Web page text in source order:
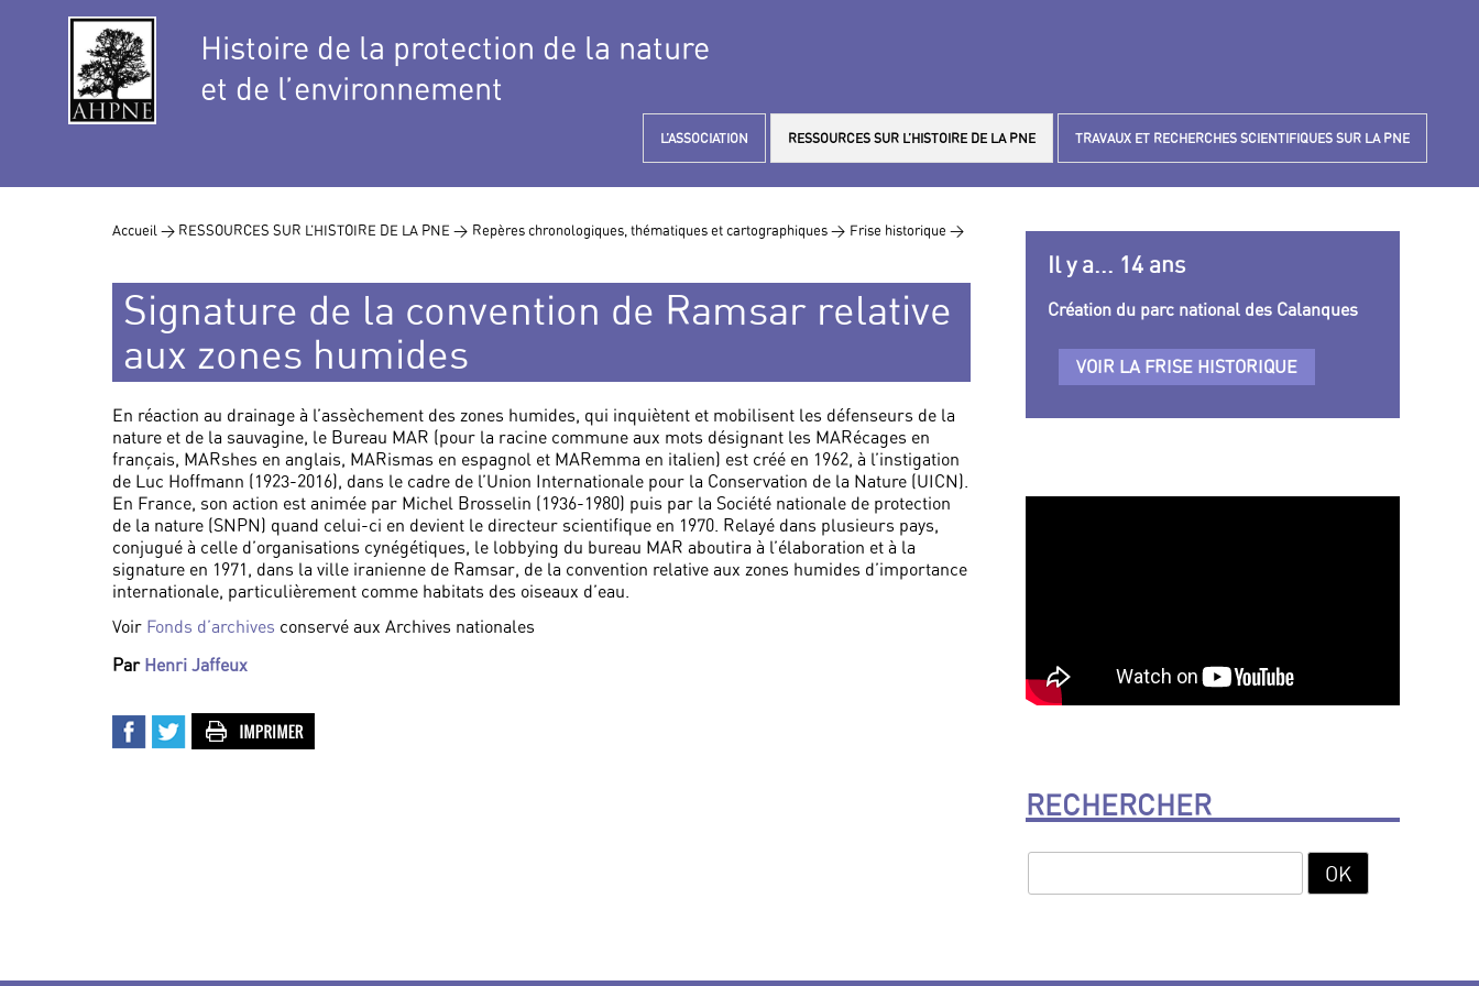
Histoire de la protection de la nature
et de l’environnement
L’ASSOCIATION RESSOURCES SUR L’HISTOIRE DE LA PNE TRAVAUX ET RECHERCHES SCIENTIFIQUES SUR LA PNE
Accueil > RESSOURCES SUR L’HISTOIRE DE LA PNE > Repères chronologiques, thématiques et cartographiques > Frise historique >
Signature de la convention de Ramsar relative
aux zones humides
En réaction au drainage à l’assèchement des zones humides, qui inquiètent et mobilisent les défenseurs de la
nature et de la sauvagine, le Bureau MAR (pour la racine commune aux mots désignant les MARécages en
français, MARshes en anglais, MARismas en espagnol et MARemma en italien) est créé en 1962, à l’instigation
de Luc Hoffmann (1923-2016), dans le cadre de l’Union Internationale pour la Conservation de la Nature (UICN).
En France, son action est animée par Michel Brosselin (1936-1980) puis par la Société nationale de protection
de la nature (SNPN) quand celui-ci en devient le directeur scientifique en 1970. Relayé dans plusieurs pays,
conjugué à celle d’organisations cynégétiques, le lobbying du bureau MAR aboutira à l’élaboration et à la
signature en 1971, dans la ville iranienne de Ramsar, de la convention relative aux zones humides d’importance
internationale, particulièrement comme habitats des oiseaux d’eau.
Voir Fonds d’archives conservé aux Archives nationales
Par Henri Jaffeux
Il y a... 14 ans
Création du parc national des Calanques
VOIR LA FRISE HISTORIQUE
RECHERCHER